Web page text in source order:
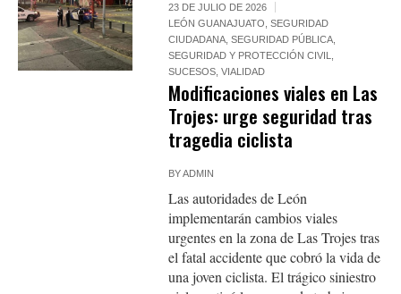
23 DE JULIO DE 2026
LEÓN GUANAJUATO ,SEGURIDAD
CIUDADANA ,SEGURIDAD PÚBLICA
SEGURIDAD Y PROTECCIÓN CIVIL
SUCESOS ,VIALIDAD
Modificaciones viales en Las
Trojes: urge seguridad tras
tragedia ciclista
BYADMIN
Las autoridades de León
implementarán cambios viales
urgentes en la zona de Las Trojes tras
el fatal accidente que cobró la vida de
una joven ciclista. El trágico siniestro